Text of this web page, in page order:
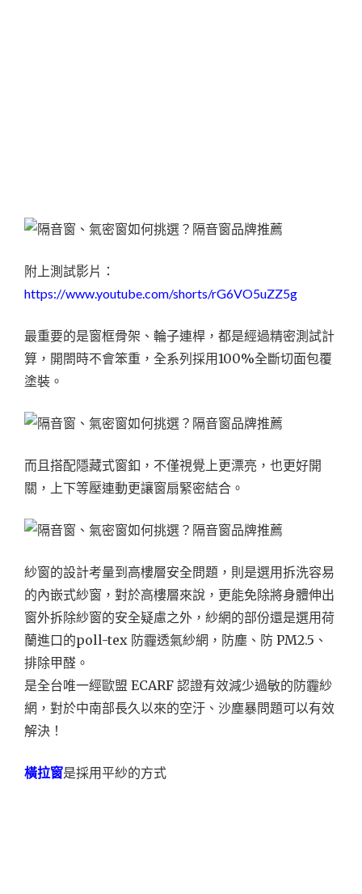
附上測試影片：
https://www.youtube.com/shorts/rG6VO5uZZ5g
最重要的是窗框骨架、輪子連桿，都是經過精密測試計
算，開閤時不會笨重，全系列採用100%全斷切面包覆
塗裝。
而且搭配隱藏式窗釦，不僅視覺上更漂亮，也更好開
關，上下等壓連動更讓窗扇緊密結合。
紗窗的設計考量到高樓層安全問題，則是選用拆洗容易
的內嵌式紗窗，對於高樓層來說，更能免除將身體伸出
窗外拆除紗窗的安全疑慮之外，紗網的部份還是選用荷
蘭進口的poll-tex 防霾透氣紗網，防塵、防 PM2.5、
排除甲醛。
是全台唯一經歐盟 ECARF 認證有效減少過敏的防霾紗
網，對於中南部長久以來的空汙、沙塵暴問題可以有效
解決！
橫拉窗是採用平紗的方式